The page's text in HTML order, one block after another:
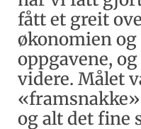
fått et greit
økonomien
oppgavene,
videre. Målet
og alt det fine